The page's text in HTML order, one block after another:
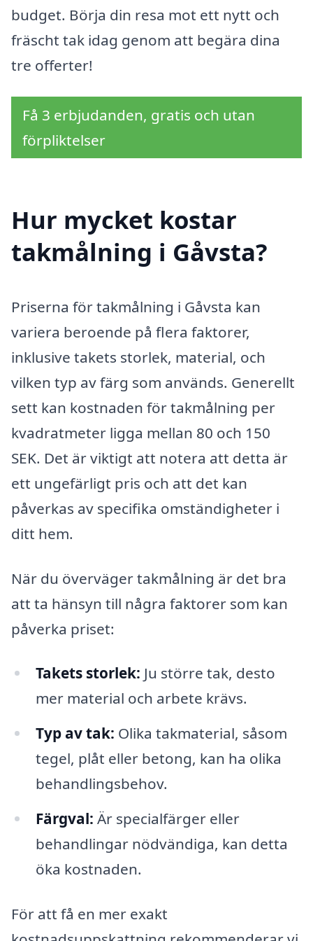
budget. Börja din resa mot ett nytt och
fräscht tak idag genom att begära dina
tre offerter!
Få 3 erbjudanden, gratis och utan
förpliktelser
Hur mycket kostar
takmålning i Gåvsta?
Priserna för takmålning i Gåvsta kan
variera beroende på flera faktorer,
inklusive takets storlek, material, och
vilken typ av färg som används. Generellt
sett kan kostnaden för takmålning per
kvadratmeter ligga mellan 80 och 150
SEK. Det är viktigt att notera att detta är
ett ungefärligt pris och att det kan
påverkas av specifika omständigheter i
ditt hem.
När du överväger takmålning är det bra
att ta hänsyn till några faktorer som kan
påverka priset:
Takets storlek: Ju större tak, desto
mer material och arbete krävs.
Typ av tak: Olika takmaterial, såsom
tegel, plåt eller betong, kan ha olika
behandlingsbehov.
Färgval: Är specialfärger eller
behandlingar nödvändiga, kan detta
öka kostnaden.
För att få en mer exakt